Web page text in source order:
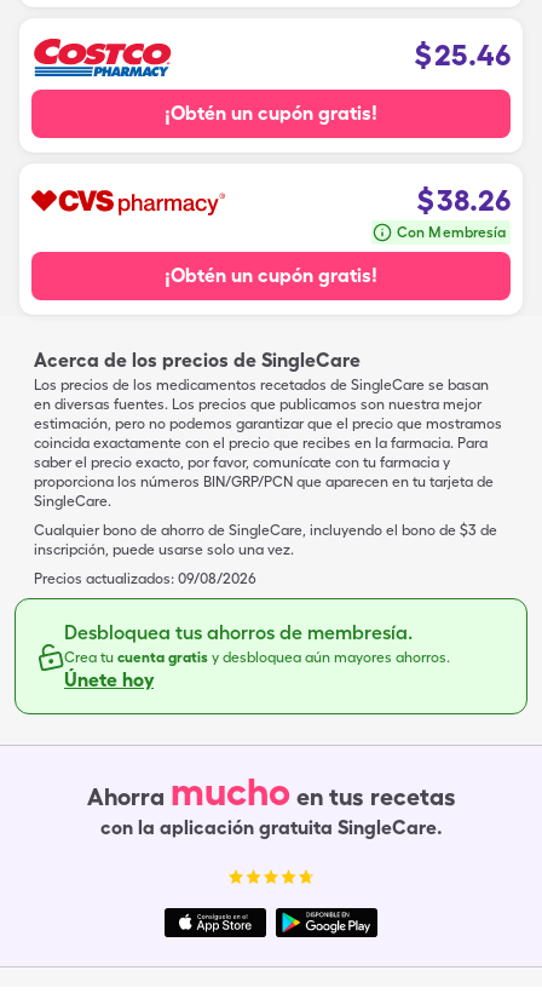
$25.46
¡Obtén un cupón gratis!
$38.26
Con Membresía
¡Obtén un cupón gratis!
Acerca de los precios de SingleCare
Los precios de los medicamentos recetados de SingleCare se basan
en diversas fuentes. Los precios que publicamos son nuestra mejor
estimación, pero no podemos garantizar que el precio que mostramos
coincida exactamente con el precio que recibes en la farmacia. Para
saber el precio exacto, por favor, comunícate con tu farmacia y
proporciona los números BIN/GRP/PCN que aparecen en tu tarjeta de
SingleCare.
Cualquier bono de ahorro de SingleCare, incluyendo el bono de $3 de
inscripción, puede usarse solo una vez.
Precios actualizados: 09/08/2026
Desbloquea tus ahorros de membresía.
Crea tu cuenta gratis y desbloquea aún mayores ahorros.
Únete hoy
Ahorra mucho en tus recetas
con la aplicación gratuita SingleCare.